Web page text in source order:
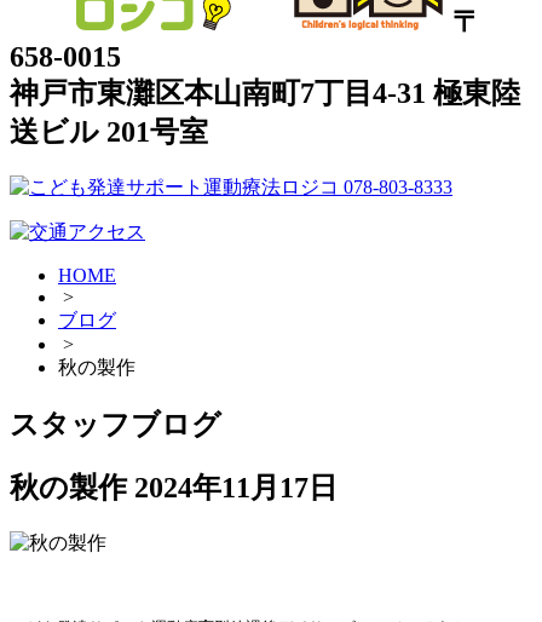
〒
658-0015
神戸市東灘区本山南町7丁目4-31 極東陸
送ビル 201号室
HOME
>
ブログ
>
秋の製作
スタッフブログ
秋の製作 2024年11月17日